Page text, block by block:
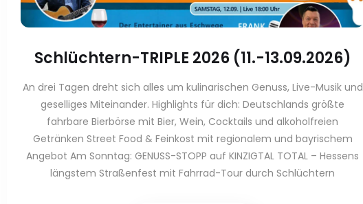
Schlüchtern-TRIPLE 2026 (11.-13.09.2026)
An drei Tagen dreht sich alles um kulinarischen Genuss, Live-Musik und
geselliges Miteinander. Highlights für dich: Deutschlands größte
fahrbare Bierbörse mit Bier, Wein, Cocktails und alkoholfreien
Getränken Street Food & Feinkost mit regionalem und bayrischem
Angebot Am Sonntag: GENUSS-STOPP auf KINZIGTAL TOTAL – Hessens
längstem Straßenfest mit Fahrrad-Tour durch Schlüchtern